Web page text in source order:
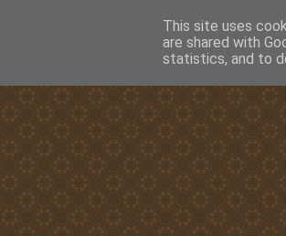
This site uses
are shared with
statistics, and to